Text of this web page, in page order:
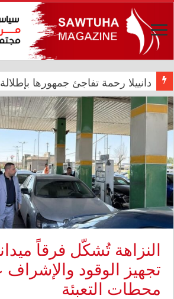
دانييلا رحمة تفاجئ جمهورها
رئيس الوزراء علي فالح الزيدي
النزاهة تُشكّل فرقاً
تجهيز الوقود
محطات التعبئة